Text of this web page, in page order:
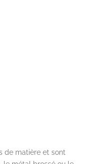
de matière et sont